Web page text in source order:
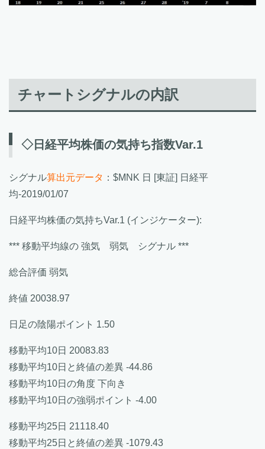
チャートシグナルの内訳
◇日経平均株価の気持ち指数Var.1
シグナル算出元データ ：$MNK 日 [東証] 日経平
均-2019/01/07
日経平均株価の気持ちVar.1 (インジケーター):
*** 移動平均線の 強気 弱気 シグナル ***
総合評価 弱気
終値 20038.97
日足の陰陽ポイント 1.50
移動平均10日 20083.83
移動平均10日と終値の差異 -44.86
移動平均10日の角度 下向き
移動平均10日の強弱ポイント -4.00
移動平均25日 21118.40
移動平均25日と終値の差異 -1079.43